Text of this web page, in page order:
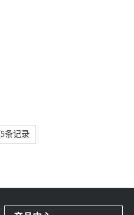
5条记录